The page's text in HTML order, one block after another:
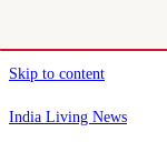
Skip to content
India Living News